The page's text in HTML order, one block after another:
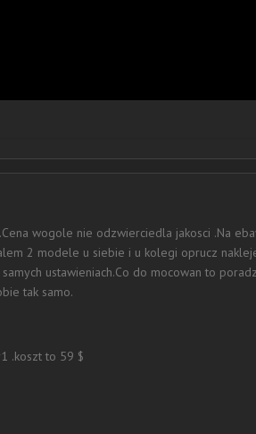
wogole nie odzwierciedla jakosci .Na
2 modele u siebie i u kolegi oprucz
ustawieniach.Co do mocowan to
tak samo.
.koszt to 59 $